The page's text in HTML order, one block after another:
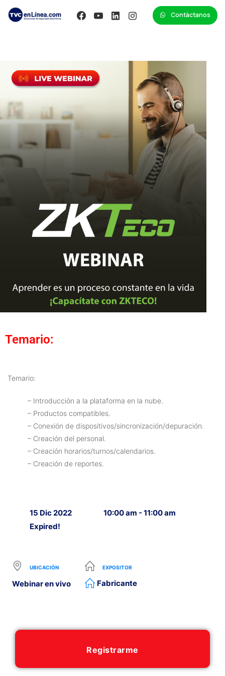
Contáctanos
Temario:
Temario:
– Introducción a la plataforma en la nube.
– Productos compatibles.
– Conexión de dispositivos/sincronización/depuración.
– Creación del personal.
– Creación horarios/turnos/calendarios.
– Creación de reportes.
15 Dic 2022
Expired!
10:00 am - 11:00 am
UBICACIÓN
Webinar en vivo
EXPOSITOR
Fabricante
Registrarme